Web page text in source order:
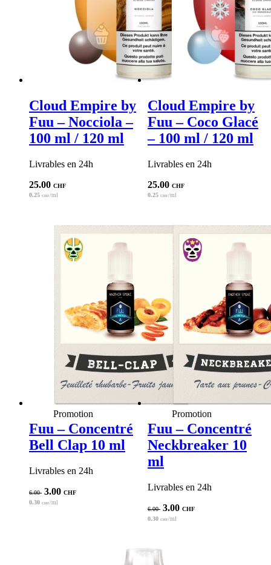
Cloud Empire by
Fuu – Nocciola –
100 ml / 120 ml
Livrables en 24h
25.00 CHF
0.25 CHF/ml
Cloud Empire by
Fuu – Coco Glacé
– 100 ml / 120 ml
Livrables en 24h
25.00 CHF
0.25 CHF/ml
Promotion
Fuu – Concentré
Bell Clap 10 ml
Livrables en 24h
6.00 Le
prix
3.00 CHFLe
0.30 CHF/ml
Promotion
Fuu – Concentré
Neckbreaker 10
ml
Livrables en 24h
6.00 Le
prix
3.00 CHFLe
0.30 CHF/ml